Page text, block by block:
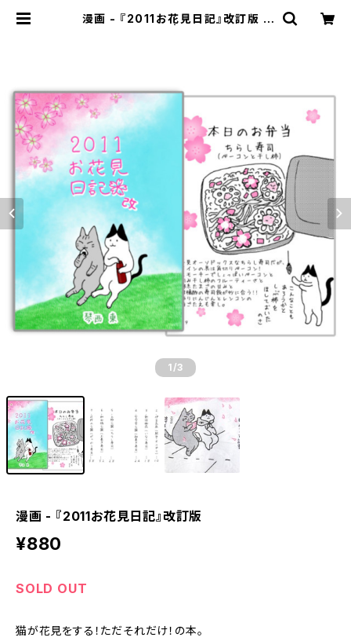
漫画 - 『2011お花見日記』改訂版 |
1 /3
漫画 - 『2011お花見日記』改訂版
¥880
SOLD OUT
猫が花見をする！ただそれだけ！の本。